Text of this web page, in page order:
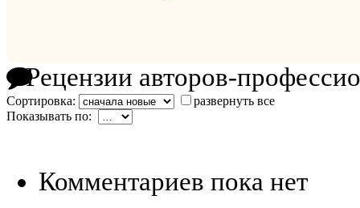
Рецензии авторов-
Сортировка:
развернуть все
Показывать по:
Комментариев пока нет